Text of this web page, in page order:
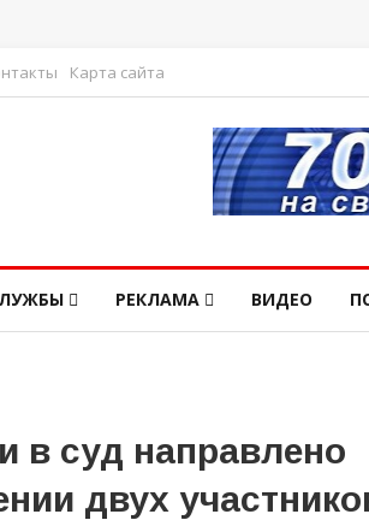
Карта сайта
РЕКЛАМА ВИДЕО
в суд направлено
двух